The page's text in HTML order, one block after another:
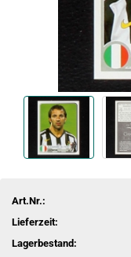
Art.Nr.:
Lieferzeit:
Lagerbestand: